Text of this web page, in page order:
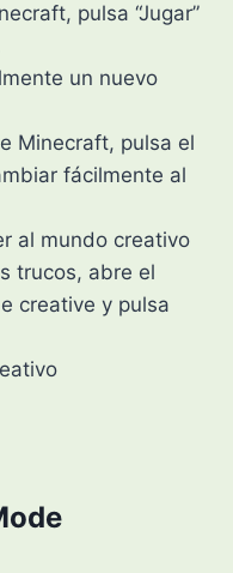
pulsa “Jugar”
un nuevo
Minecraft, pulsa el
fácilmente al
al mundo creativo
trucos, abre el
creative y pulsa